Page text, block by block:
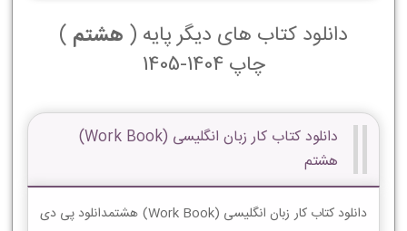
دانلود کتاب های دیگر پایه ( هشتم )
چاپ 1404-1405
دانلود کتاب کار زبان انگلیسی (Work Book)
هشتم
دانلود کتاب کار زبان انگلیسی (Work Book) هشتمدانلود پی دی